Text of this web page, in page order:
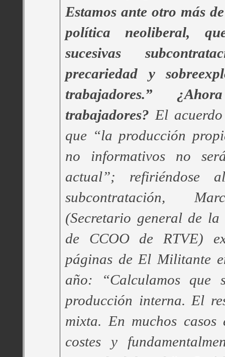
Estamos ante otro más
política neoliberal,
sucesivas
precariedad y
trabajadores.”
trabajadores? El
que “la producción
no informativos no
actual”; refiriéndose
subcontratación,
(Secretario general de la
de CCOO de RTVE)
páginas de El Militante
año: “Calculamos que
producción interna. El
mixta. En muchos
costes y